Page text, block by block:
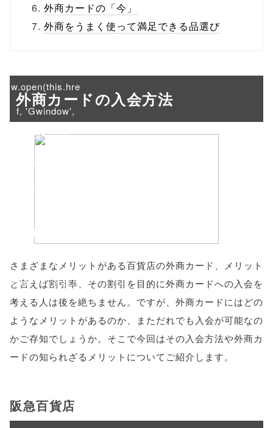
line10
/1049310"
w.open(this.hre
f, 'Gwindow',
'width=550,
height=450,
scrollbars=yes'
false;"> シェア
外商カードの「今」
外商をうまく使って満足できる品選び
外商カードの入会方法
さまざまなメリットがある百貨店の外商カード、メリット
と言えば割引率、その割引を目的に外商カードへの入会を
考える人は後を絶ちません。ですが、外商カードにはどの
ようなメリットがあるのか、まただれでも入会が可能なの
かご存知でしょうか。そこで今回はその入会方法や外商カ
ードの知られざるメリットについてご紹介します。
阪急百貨店